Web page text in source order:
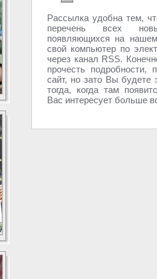
Рассылка удобна тем,
перечень всех
появляющихся на
свой компьютер по
через канал RSS.
прочесть подробности,
сайт, но зато Вы будете
тогда, когда там
Вас интересует больше